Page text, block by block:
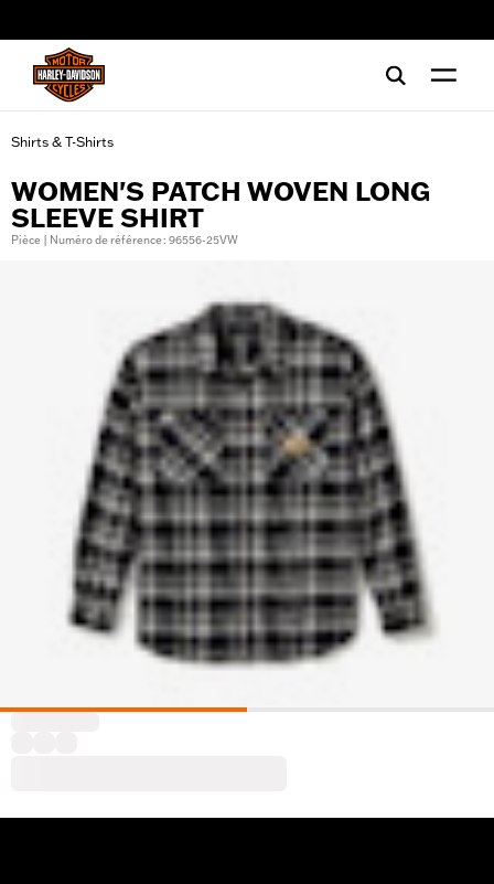
Shirts & T-Shirts
WOMEN'S PATCH WOVEN LONG
SLEEVE SHIRT
Pièce | Numéro de référence : 96556-25VW